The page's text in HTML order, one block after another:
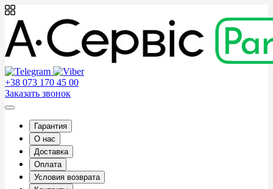
+38 073 170 45 00
Заказать звонок
Гарантия
О нас
Доставка
Оплата
Условия возврата